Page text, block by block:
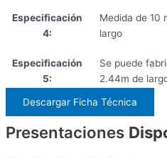
Especificación
4:
Medida de 10
largo
Especificación
5:
Se puede
2.44m de
Descargar Ficha Técnica
Presentaciones